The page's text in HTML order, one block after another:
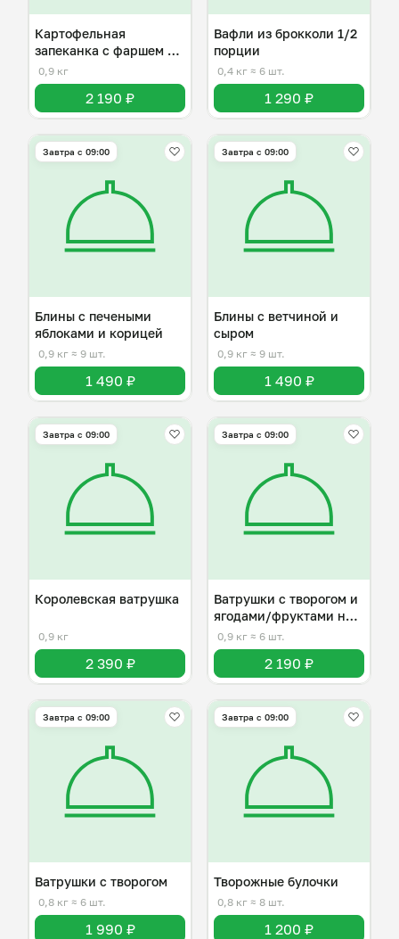
Картофельная
запеканка с фаршем из
говядины
0,9 кг
2 190 ₽
Вафли из брокколи 1/2
порции
0,4 кг ≈ 6 шт.
1 290 ₽
Завтра c 09:00
Блины с печеными
яблоками и корицей
0,9 кг ≈ 9 шт.
1 490 ₽
Завтра c 09:00
Блины с ветчиной и
сыром
0,9 кг ≈ 9 шт.
1 490 ₽
Завтра c 09:00
Королевская ватрушка
0,9 кг
2 390 ₽
Завтра c 09:00
Ватрушки с творогом и
ягодами/фруктами на
выбор
0,9 кг ≈ 6 шт.
2 190 ₽
Завтра c 09:00
Ватрушки с творогом
0,8 кг ≈ 6 шт.
1 990 ₽
Завтра c 09:00
Творожные булочки
0,8 кг ≈ 8 шт.
1 200 ₽